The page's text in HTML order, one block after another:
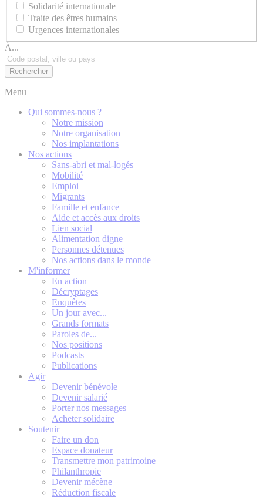
Solidarité internationale
Traite des êtres humains
Urgences internationales
À...
Menu
Qui sommes-nous ?
Notre mission
Notre organisation
Nos implantations
Nos actions
Sans-abri et mal-logés
Mobilité
Emploi
Migrants
Famille et enfance
Aide et accès aux droits
Lien social
Alimentation digne
Personnes détenues
Nos actions dans le monde
M'informer
En action
Décryptages
Enquêtes
Un jour avec...
Grands formats
Paroles de...
Nos positions
Podcasts
Publications
Agir
Devenir bénévole
Devenir salarié
Porter nos messages
Acheter solidaire
Soutenir
Faire un don
Espace donateur
Transmettre mon patrimoine
Philanthropie
Devenir mécène
Réduction fiscale